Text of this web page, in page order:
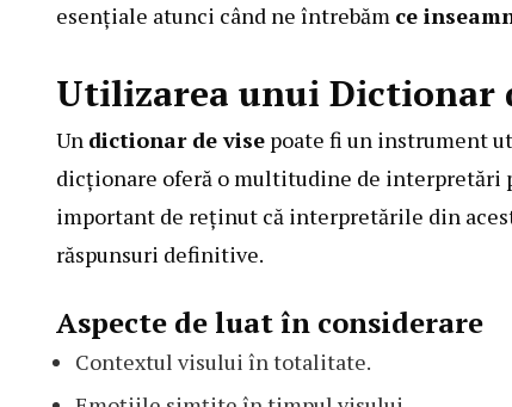
esențiale atunci când ne întrebăm ce
Utilizarea unui Dictionar
Un dictionar de vise poate fi un instrument
dicționare oferă o multitudine de interpretări
important de reținut că interpretările din
răspunsuri definitive.
Aspecte de luat în considerare
Contextul visului în totalitate.